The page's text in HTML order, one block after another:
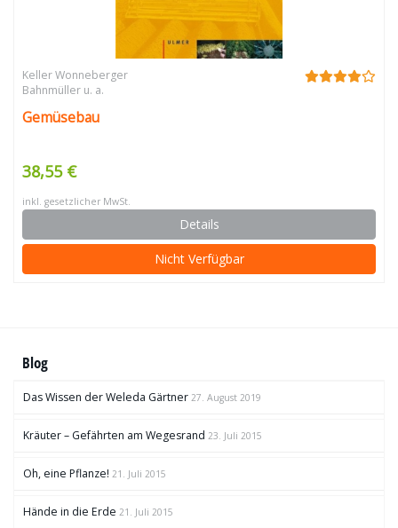
Keller Wonneberger
Bahnmüller u. a.
Gemüsebau
38,55 €
inkl. gesetzlicher MwSt.
Details
Nicht Verfügbar
Blog
Das Wissen der Weleda Gärtner 27. August 2019
Kräuter – Gefährten am Wegesrand 23. Juli 2015
Oh, eine Pflanze! 21. Juli 2015
Hände in die Erde 21. Juli 2015